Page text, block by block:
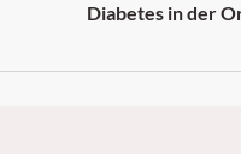
Diabetes in der